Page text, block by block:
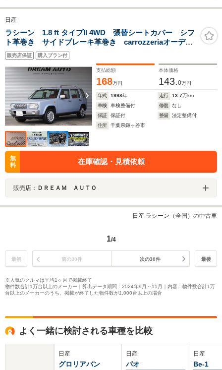
日産
ラシーン 1.8 ft タイプII 4WD 張替シートカバー シフ
ト革巻き サイドブレーキ革巻き carrozzeriaオーディ
オ ルーフレール スペアタイヤキャリア ニッサン
ホイールキャップ 1800CC
販売店保証 購入プラン付
支払総額
168万円
本体価格
143.0万円
年式 1998年 走行 13.7万km
車検
車検整備付 修復
なし
保証
保証付 整備
法定整備付
住所
千葉県鎌ヶ谷市
無
料
在庫確認・見積依頼
販売店： ＤＲＥＡＭ ＡＵＴＯ
日産 ラシーン（全国）の中古車
1/4
最初 前の30件 次の30件 最後
※人気のクルマは平均1ヶ月で掲載終了
物件数合計1万台以上のメーカー｜算出データ期間：2024年9月～11月｜内容：物件数合計1万
台以上のメーカーのうち、掲載が終了した物件数が1,000台以上の場合
よく一緒に検討される車種を比較
日産
グロリアバン
日産
パオ
日産
Be-1